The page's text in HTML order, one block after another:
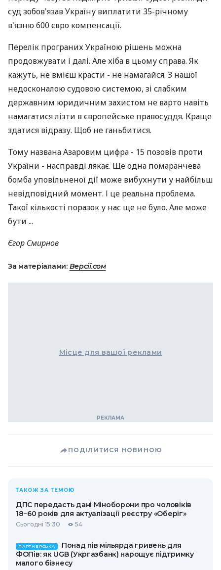
суд зобов'язав Україну виплатити 35-річному
в'язню 600 євро компенсації.
Перелік програних Україною рішень можна
продовжувати і далі. Але хіба в цьому справа. Як
кажуть, не вмієш красти - не намагайся. З нашої
недосконалою судовою системою, зі слабким
державним юридичним захистом не варто навіть
намагатися лізти в європейське правосуддя. Краще
здатися відразу. Щоб не ганьбитися.
Тому названа Азаровим цифра - 15 позовів проти
України - насправді лякає. Ще одна помаранчева
бомба уповільненої дії може вибухнути у найбільш
невідповідний момент. І це реальна проблема.
Такої кількості поразок у нас ще не було. Але може
бути ...
Єгор Смирнов
За матеріалами: Версії.сом
Місце для вашої реклами
ПОДІЛИТИСЯ НОВИНОЮ
ТАКОЖ ЗА ТЕМОЮ
ДПС передасть дані Міноборони про чоловіків
18−60 років для актуалізації реєстру «Оберіг»
Сьогодні 15:30 54
ПАРТНЕРСЬКА
Понад пів мільярда гривень для
ФОПів: як UGB (Укргазбанк) нарощує підтримку
малого бізнесу